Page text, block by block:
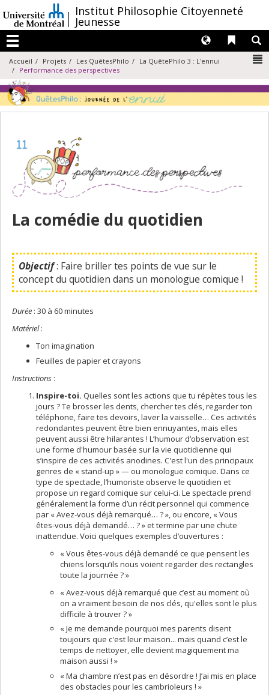
au
contenu
/Institut Philosophie Citoyenneté
Jeunesse
Menu
Liens
Langues
Accueil Projets Les QuêtesPhilo
La QuêtePhilo 3 : L'ennui
Performance des perspectives
La comédie du quotidien
Objectif: Faire briller tes points de vue sur le
concept du quotidien dans un monologue comique !
Durée : 30 à 60 minutes
Matériel:
Ton imagination
Feuilles de papier et crayons
Instructions :
Inspire-toi. Quelles sont les actions que tu répètes tous les
jours ? Te brosser les dents, chercher tes clés, regarder ton
téléphone, faire tes devoirs, laver la vaisselle… Ces activités
redondantes peuvent être bien ennuyantes, mais elles
peuvent aussi être hilarantes ! L’humour d’observation est
une forme d'humour basée sur la vie quotidienne qui
s’inspire de ces activités anodines. C'est l'un des principaux
genres de « stand-up » — ou monologue comique. Dans ce
type de spectacle, l’humoriste observe le quotidien et
propose un regard comique sur celui-ci. Le spectacle prend
généralement la forme d’un récit personnel qui commence
par « Avez-vous déjà remarqué… ? », ou encore, « Vous
êtes-vous déjà demandé… ? » et termine par une chute
inattendue. Voici quelques exemples d’ouvertures :
« Vous êtes-vous déjà demandé ce que pensent les
chiens lorsqu’ils nous voient regarder des rectangles
toute la journée ? »
« Avez-vous déjà remarqué que c’est au moment où
on a vraiment besoin de nos clés, qu'elles sont le plus
difficile à trouver ? »
« Je me demande pourquoi mes parents disent
toujours que c'est leur maison... mais quand c’est le
temps de nettoyer, elle devient magiquement ma
maison aussi ! »
« Ma chambre n’est pas en désordre ! J’ai mis en place
des obstacles pour les cambrioleurs ! »